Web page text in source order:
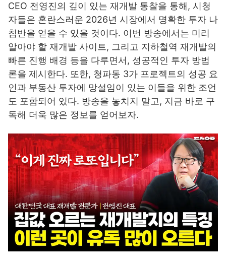
CEO 전영진의 깊이 있는 재개발 통찰을 통해, 시청
자들은 혼란스러운 2026년 시장에서 명확한 투자 나
침반을 얻을 수 있을 것이다. 이번 방송에서는 미리
알아야 할 재개발 사이트, 그리고 지하철역 재개발의
빠른 진행 배경 등을 다루면서, 성공적인 투자 방법
론을 제시한다. 또한, 청파동 3가 프로젝트의 성공 요
인과 부동산 투자에 망설임이 있는 이들을 위한 조언
도 포함되어 있다. 방송을 놓치지 말고, 지금 바로 구
독해 더욱 많은 정보를 얻어보자.